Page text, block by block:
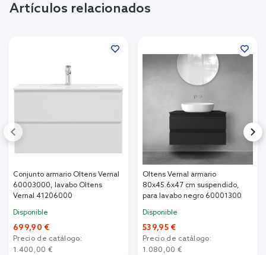
Artículos relacionados
Conjunto armario Oltens Vernal
60003000, lavabo Oltens
Vernal 41206000
Disponible
699,90 €
Precio de catálogo:
1.400,00 €
Oltens Vernal armario
80x45.6x47 cm suspendido,
para lavabo negro 60001300
Disponible
539,95 €
Precio de catálogo:
1.080,00 €